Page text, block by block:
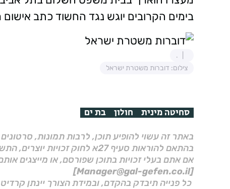
בימים הקרובים יוגש נגד החשוד כתב
.
צילום: דוברות משטרת ישראל
סחיטה מינית חולון בת ים
באתר זה עשוי להופיע תוכן, לרבות תמונות,
בהתאם להוראות סעיף 27א לחוק זכויות יוצרים, התשס"ח–2007.
אם אתם בעלי זכויות בתוכן שפורסם, או מייצגים
[Manager@gal-gefen.co.il]
כל פנייה תיבדק בהקדם, ובמידת הצורך יינתן